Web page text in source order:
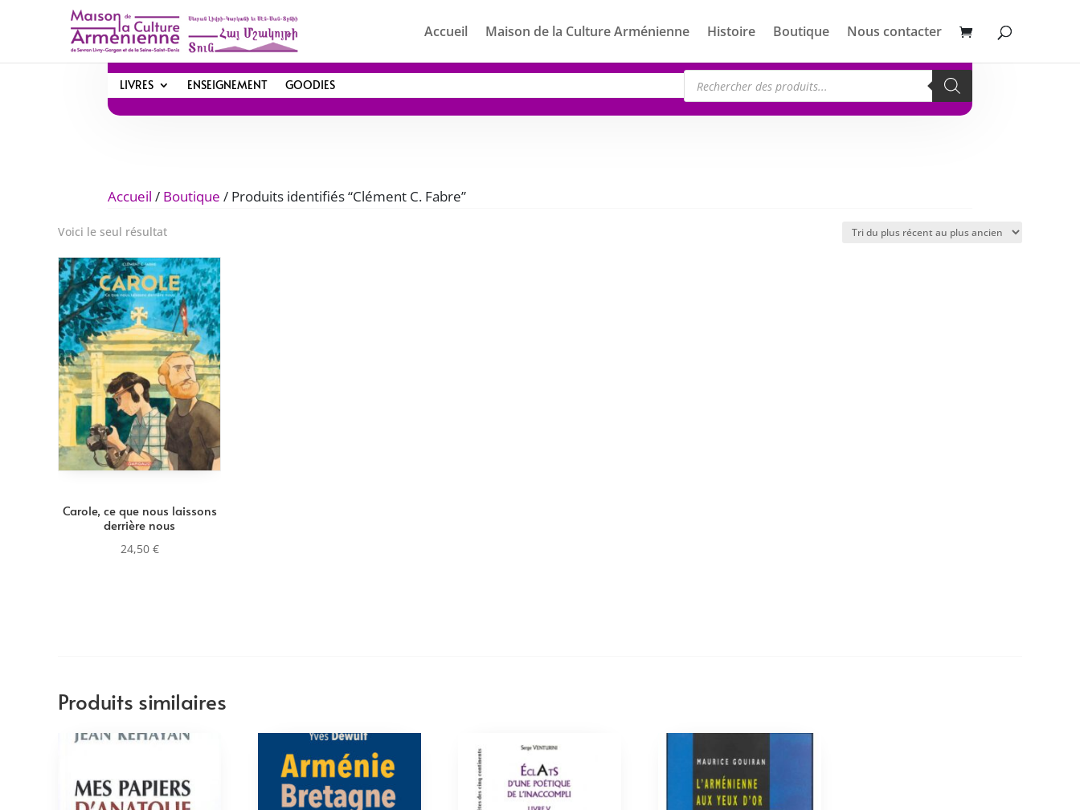
Accueil Maison de la Culture Arménienne Histoire Boutique Nous contacter
LIVRES ENSEIGNEMENT GOODIES Recherche
de
produits
Accueil / Boutique / Produits identifiés “Clément C. Fabre”
Voici le seul résultat
Carole, ce que nous laissons
derrière nous
24,50 €
Produits similaires